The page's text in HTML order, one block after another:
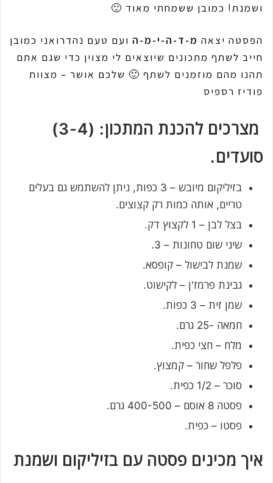
ושמנת! כמובן ששמחתי מאוד 🙂
הפסטה יצאה מ-ד-ה-י-מ-ה ועם טעם נהדרואני כמובן
חייב לשתף מתכונים שיוצאים לי מצוין כדי שגם אתם
תהנו מהם מוזמנים לשתף 🙂 שלכם אושר – מצוות
פודיז רספיס
מצרכים להכנת המתכון: (3-4)
סועדים.
בזיליקום מיובש – 3 כפות, ניתן להשתמש גם בעלים
טריים, אותה כמות רק קצוצים.
בצל לבן – 1 לקצוץ דק.
שיני שום טחונות – 3.
שמנת לבישול – קופסא.
גבינת פרמז'ן – לקישוט.
שמן זית – 3 כפות.
חמאה -25 גרם.
מלח – חצי כפית.
פלפל שחור – קמצוץ.
סוכר – 1/2 כפית.
פסטה 8 אוסם – 400-500 גרם.
פסטו – כפית.
איך מכינים פסטה עם בזיליקום ושמנת